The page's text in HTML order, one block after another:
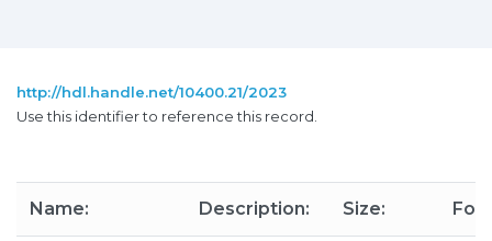
http://hdl.handle.net/10400.21/2023
Use this identifier to reference this record.
Name: Description: Size: